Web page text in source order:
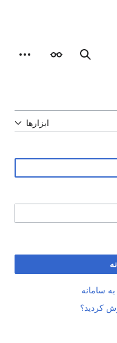
جستجوظاهر
ابزارهای
ابزارها
سامانه
کردید؟